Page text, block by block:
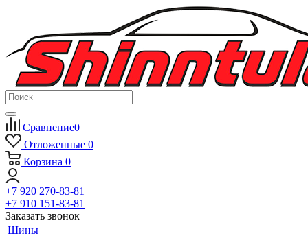
Сравнение0
Отложенные 0
Корзина 0
+7 920 270-83-81
+7 910 151-83-81
Заказать звонок
Шины